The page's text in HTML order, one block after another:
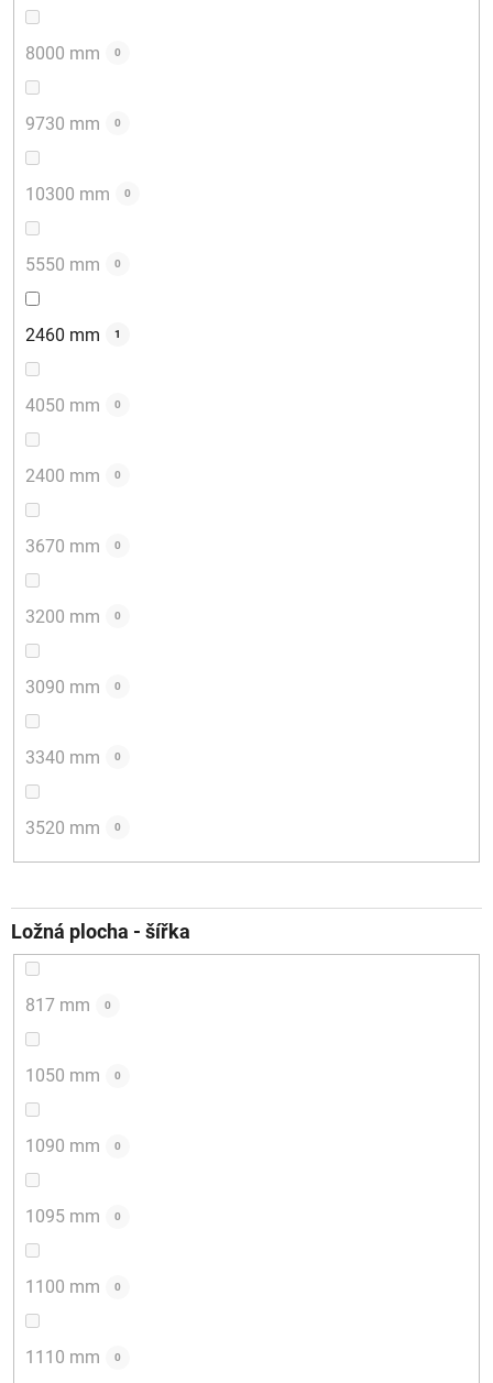
8000 mm 0
9730 mm 0
10300 mm 0
5550 mm 0
2460 mm 1
4050 mm 0
2400 mm 0
3670 mm 0
3200 mm 0
3090 mm 0
3340 mm 0
3520 mm 0
Ložná plocha - šířka
817 mm 0
1050 mm 0
1090 mm 0
1095 mm 0
1100 mm 0
1110 mm 0